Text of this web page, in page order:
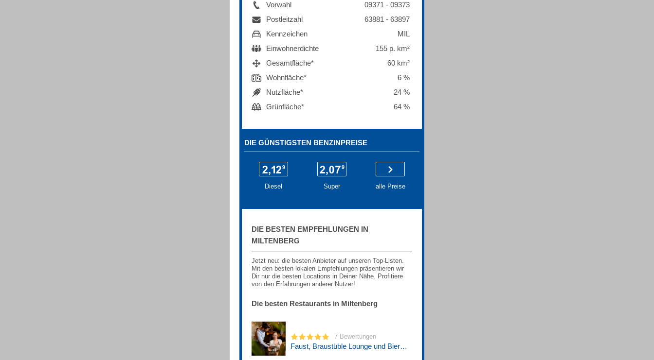
Vorwahl
09371 - 09373
Postleitzahl
63881 - 63897
Kennzeichen
MIL
Einwohnerdichte
155 p. km²
Gesamtfläche*
60 km²
Wohnfläche*
6 %
Nutzfläche*
24 %
Grünfläche*
64 %
DIE GÜNSTIGSTEN BENZINPREISE
Diesel Super alle Preise
DIE BESTEN EMPFEHLUNGEN IN
MILTENBERG
Jetzt neu: die besten Anbieter auf unseren Top-Listen.
Mit den besten lokalen Empfehlungen präsentieren wir
Dir nur die besten Locations in Deiner Nähe. Profitiere
von den Erfahrungen anderer Nutzer!
Die besten Restaurants in Miltenberg
7 Bewertungen
Faust, Braustüble Lounge und Biergarten